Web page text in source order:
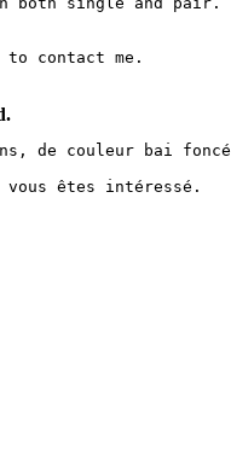
contact me.
de couleur bai
êtes intéressé.